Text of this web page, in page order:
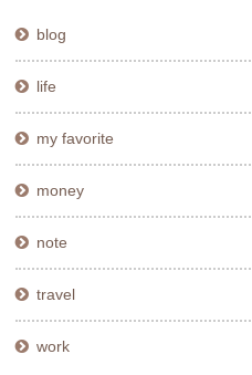
blog
life
my favorite
money
note
travel
work